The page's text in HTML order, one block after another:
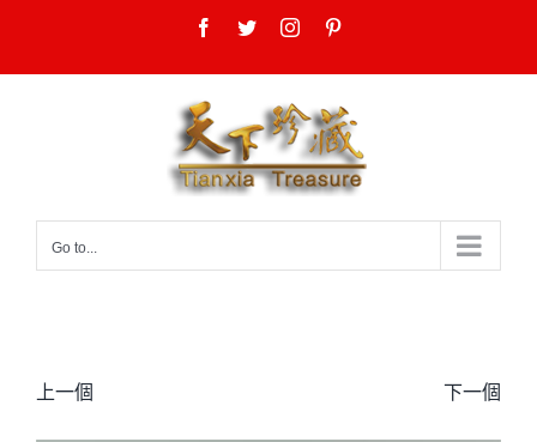
content
Facebook
TwitterInstagram
Go to...
上一個 下一個